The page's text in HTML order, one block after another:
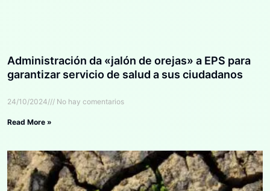
Administración da «jalón de orejas» a EPS para
garantizar servicio de salud a sus ciudadanos
24/10/2024 No hay comentarios
Read More »